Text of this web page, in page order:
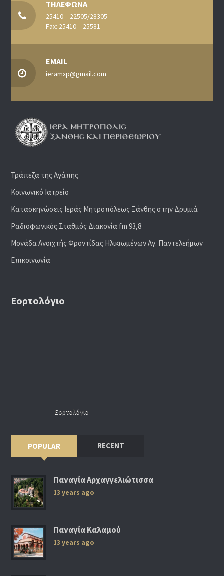
ΤΗΛΕΦΩΝΑ
25410 – 22505/28305
Fax: 25410 – 25581
EMAIL
ieramxp@gmail.com
Τράπεζα της Αγάπης
Κοινωνικό Ιατρείο
Κατασκηνώσεις Ιεράς Μητροπόλεως Ξάνθης στην Δρυμιά
Ραδιoφωνικός Σταθμός Διακονία fm 93,8
Μονάδα Ανοιχτής Φροντίδας Ηλικιωμένων Αγ. Παντελεήμων
Επικοινωνία
Εορτολόγιο
Εορτολόγιο
POPULAR RECENT
Παναγία Αρχαγγελιώτισσα
13 years ago
Παναγία Καλαμού
13 years ago